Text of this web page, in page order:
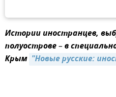
Истории иностранцев,
полуострове–в
Крым "Новые русские: